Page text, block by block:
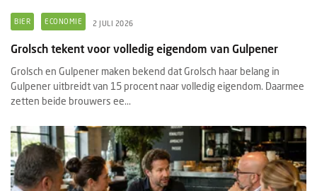
BIER ECONOMIE 2 JULI 2026
Grolsch tekent voor volledig eigendom van Gulpener
Grolsch en Gulpener maken bekend dat Grolsch haar belang in
Gulpener uitbreidt van 15 procent naar volledig eigendom. Daarmee
zetten beide brouwers ee...